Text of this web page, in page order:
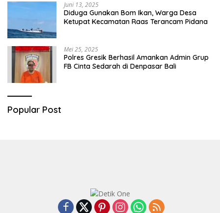
Juni 13, 2025
Diduga Gunakan Bom Ikan, Warga Desa
Ketupat Kecamatan Raas Terancam Pidana
Mei 25, 2025
Polres Gresik Berhasil Amankan Admin Grup
FB Cinta Sedarah di Denpasar Bali
Popular Post